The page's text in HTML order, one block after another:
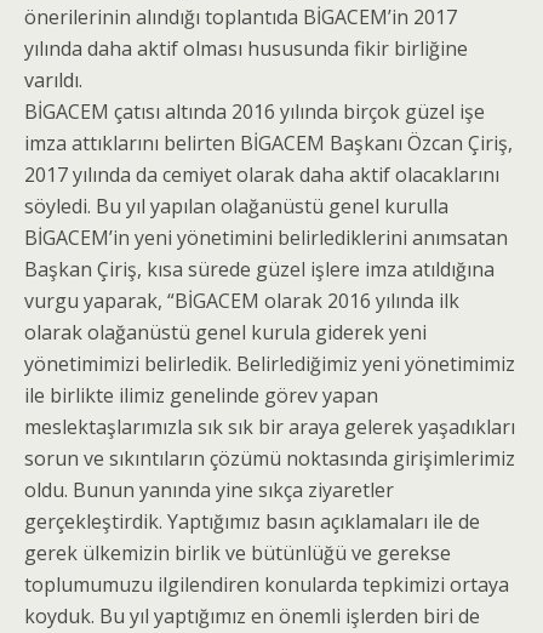
önerilerinin alındığı toplantıda BİGACEM’in 2017
yılında daha aktif olması hususunda fikir birliğine
varıldı.
BİGACEM çatısı altında 2016 yılında birçok güzel işe
imza attıklarını belirten BİGACEM Başkanı Özcan Çiriş,
2017 yılında da cemiyet olarak daha aktif olacaklarını
söyledi. Bu yıl yapılan olağanüstü genel kurulla
BİGACEM’in yeni yönetimini belirlediklerini anımsatan
Başkan Çiriş, kısa sürede güzel işlere imza atıldığına
vurgu yaparak, “BİGACEM olarak 2016 yılında ilk
olarak olağanüstü genel kurula giderek yeni
yönetimimizi belirledik. Belirlediğimiz yeni yönetimimiz
ile birlikte ilimiz genelinde görev yapan
meslektaşlarımızla sık sık bir araya gelerek yaşadıkları
sorun ve sıkıntıların çözümü noktasında girişimlerimiz
oldu. Bunun yanında yine sıkça ziyaretler
gerçekleştirdik. Yaptığımız basın açıklamaları ile de
gerek ülkemizin birlik ve bütünlüğü ve gerekse
toplumumuzu ilgilendiren konularda tepkimizi ortaya
koyduk. Bu yıl yaptığımız en önemli işlerden biri de